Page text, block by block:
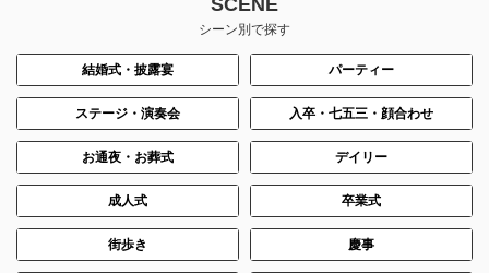
シーン別で探す
結婚式・披露宴 パーティー
ステージ・演奏会 入卒・七五三・顔合わせ
お通夜・お葬式 デイリー
成人式 卒業式
街歩き 慶事